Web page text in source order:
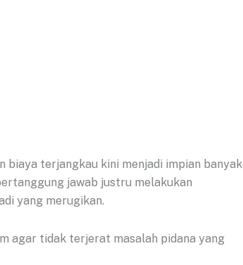
terjangkau kini menjadi impian banyak
jawab justru melakukan
yang merugikan.
agar tidak terjerat masalah pidana yang